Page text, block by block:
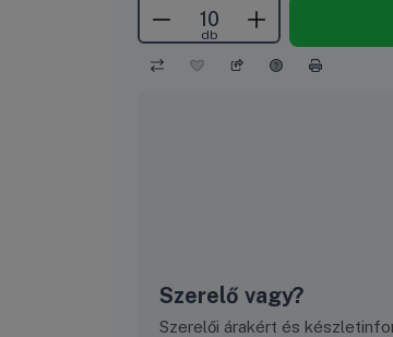
db
Szerelő vagy?
Szerelői árakért és